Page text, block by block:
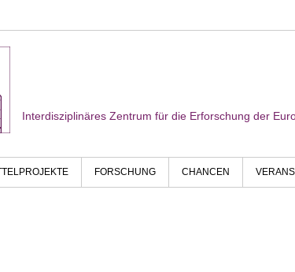
Interdisziplinäres Zentrum für die Erforschung der
FORSCHUNG CHANCEN